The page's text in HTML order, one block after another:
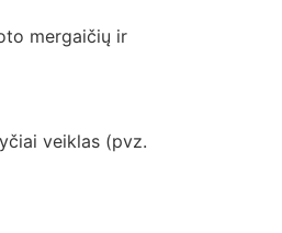
mergaičių ir
veiklas (pvz.